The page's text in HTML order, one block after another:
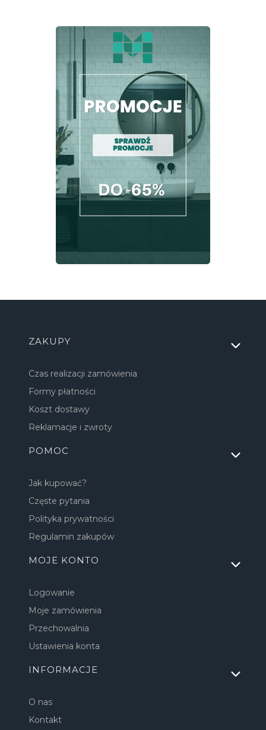
Linki w stopce
ZAKUPY
Czas realizacji zamówienia
Formy płatności
Koszt dostawy
Reklamacje i zwroty
POMOC
Jak kupować?
Częste pytania
Polityka prywatności
Regulamin zakupów
MOJE KONTO
Logowanie
Moje zamówienia
Przechowalnia
Ustawienia konta
INFORMACJE
O nas
Kontakt